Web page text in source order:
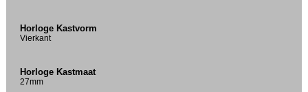
Horloge Kastvorm
Vierkant
Horloge Kastmaat
27mm